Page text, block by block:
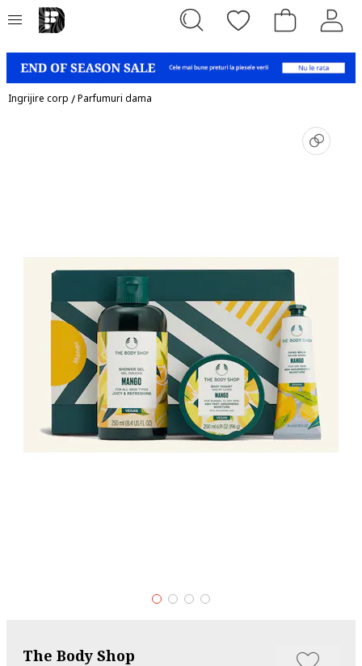
Ingrijire corp /Parfumuri dama
The Body Shop